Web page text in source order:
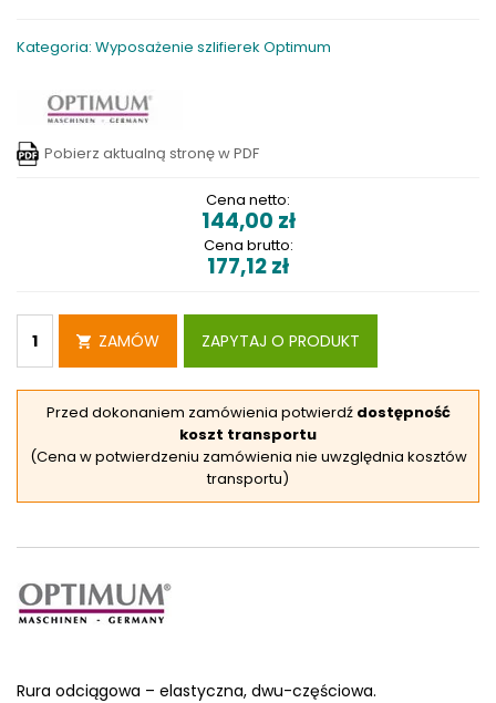
Kategoria: Wyposażenie szlifierek Optimum
Pobierz aktualną stronę w PDF
Cena netto:
144,00 zł
Cena brutto:
177,12zł
ZAMÓW ZAPYTAJ O PRODUKT
Przed dokonaniem zamówienia potwierdź dostępność
koszt transportu
(Cena w potwierdzeniu zamówienia nie uwzględnia kosztów
transportu)
Rura odciągowa – elastyczna, dwu-częściowa.